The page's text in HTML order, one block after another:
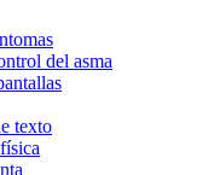
del asma
texto